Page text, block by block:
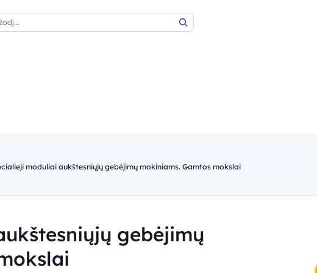
Paieška
moduliai aukštesniųjų gebėjimų mokiniams. Gamtos mokslai
gebėjimų